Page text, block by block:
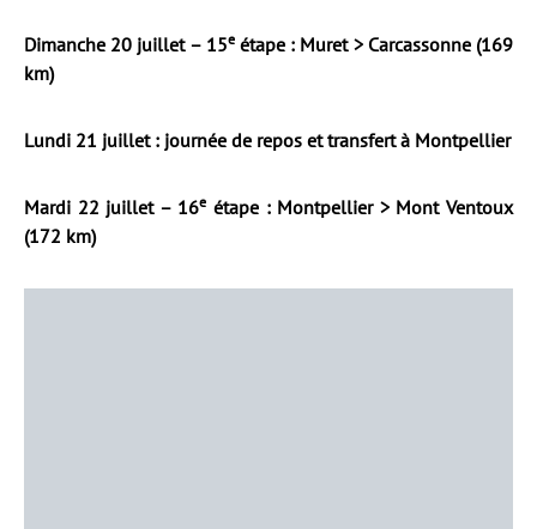
Dimanche 20 juillet – 15eétape : Muret > Carcassonne (169
km)
Lundi 21 juillet : journée de repos et transfert à Montpellier
Mardi 22 juillet – 16e étape : Montpellier > Mont Ventoux
(172 km)